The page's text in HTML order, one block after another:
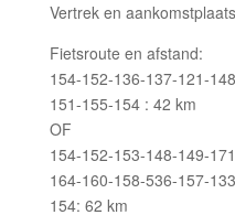
Vertrek en
Fietsroute en afstand:
154-152-136-137-121-
151-155-154 : 42 km
OF
154-152-153-148-149-
164-160-158-536-157-
154: 62 km